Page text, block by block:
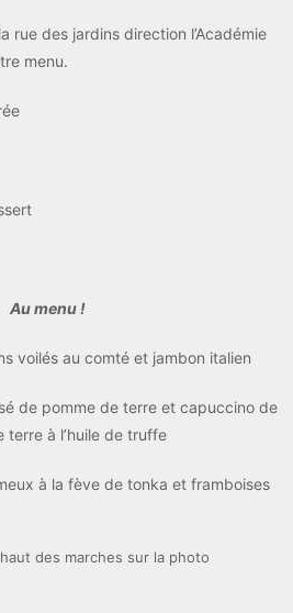
rue des jardins direction l’Académie
menu.
Au menu !
voilés au comté et jambon italien
de pomme de terre et capuccino de
terre à l’huile de truffe
à la fève de tonka et framboises
des marches sur la photo